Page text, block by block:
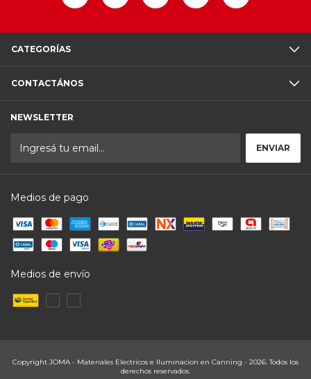
CATEGORÍAS
CONTACTÁNOS
NEWSLETTER
Medios de pago
Medios de envío
Copyright JOMA - Materiales Electricos e Iluminacion en Canning - 2026. Todos los
derechos reservados.